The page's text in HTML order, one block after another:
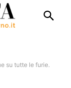
su tutte le furie.